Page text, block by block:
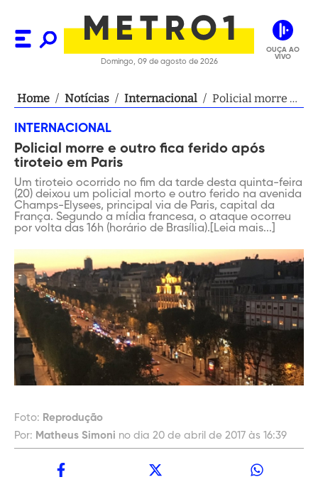
Domingo, 09 de agosto de 2026
OUÇA AO
VIVO
Home / Notícias / Internacional / Policial morre e
Paris
INTERNACIONAL
Policial morre e outro fica ferido após
tiroteio em Paris
Um tiroteio ocorrido no fim da tarde desta quinta-feira
(20) deixou um policial morto e outro ferido na avenida
Champs-Elysees, principal via de Paris, capital da
França. Segundo a mídia francesa, o ataque ocorreu
por volta das 16h (horário de Brasília).[Leia mais...]
Foto: Reprodução
Por: Matheus Simoni no dia 20 de abril de 2017 às 16:39